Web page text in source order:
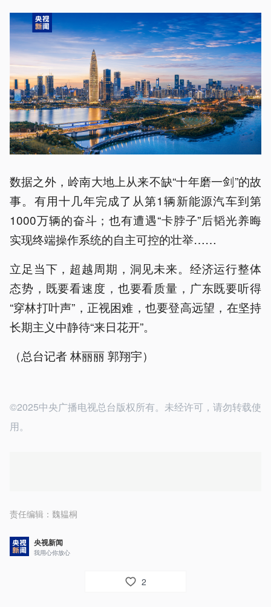
数据之外，岭南大地上从来不缺“十年磨一剑”的故
事。有用十几年完成了从第1辆新能源汽车到第
1000万辆的奋斗；也有遭遇“卡脖子”后韬光养晦
实现终端操作系统的自主可控的壮举……
立足当下，超越周期，洞见未来。经济运行整体
态势，既要看速度，也要看质量，广东既要听得
“穿林打叶声”，正视困难，也要登高远望，在坚持
长期主义中静待“来日花开”。
（总台记者 林丽丽 郭翔宇）
©2025中央广播电视总台版权所有。未经许可，请勿转载使
用。
责任编辑： 魏韫桐
央视新闻
我用心你放心
2